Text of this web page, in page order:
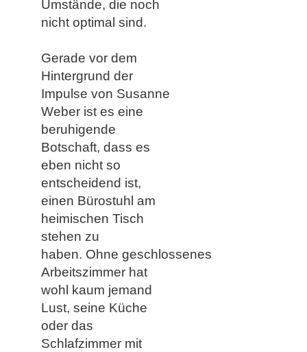
Umstände, die noch
nicht optimal sind.
Gerade vor dem
Hintergrund der
Impulse von Susanne
Weber ist es eine
beruhigende
Botschaft, dass es
eben nicht so
entscheidend ist,
einen Bürostuhl am
heimischen Tisch
stehen zu
haben. Ohne geschlossenes
Arbeitszimmer hat
wohl kaum jemand
Lust, seine Küche
oder das
Schlafzimmer mit